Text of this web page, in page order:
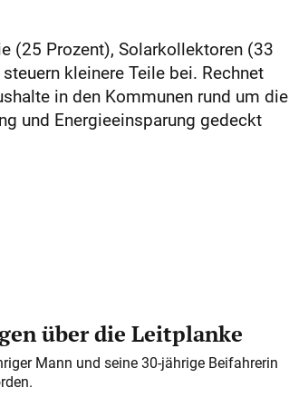
(25 Prozent), Solarkollektoren (33
kleinere Teile bei. Rechnet
in den Kommunen rund um die
und ­Energieeinsparung gedeckt
über die Leitplanke
Mann und seine 30-jährige Beifahrerin